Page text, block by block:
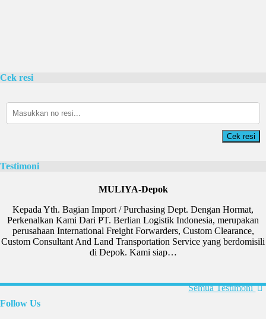
Sepeda platinum
Cek resi
Cek resi
Testimoni
MULIYA-Depok
Kepada Yth. Bagian Import / Purchasing Dept. Dengan Hormat,
Perkenalkan Kami Dari PT. Berlian Logistik Indonesia, merupakan
perusahaan International Freight Forwarders, Custom Clearance,
Custom Consultant And Land Transportation Service yang berdomisili
di Depok. Kami siap…
Barang bagus pelayanan memuaskan, recommended seller thanks agen
Semua Testimoni
Follow Us